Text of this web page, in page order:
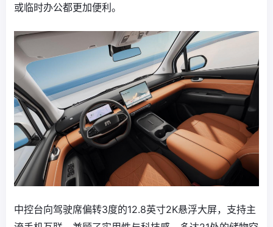
或临时办公都更加便利。
中控台向驾驶席偏转3度的12.8英寸2K悬浮大屏，支持主